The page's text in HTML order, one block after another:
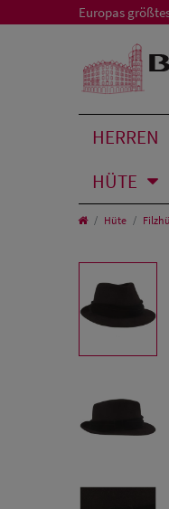
Europas
HERREN
HÜTE
Hüte